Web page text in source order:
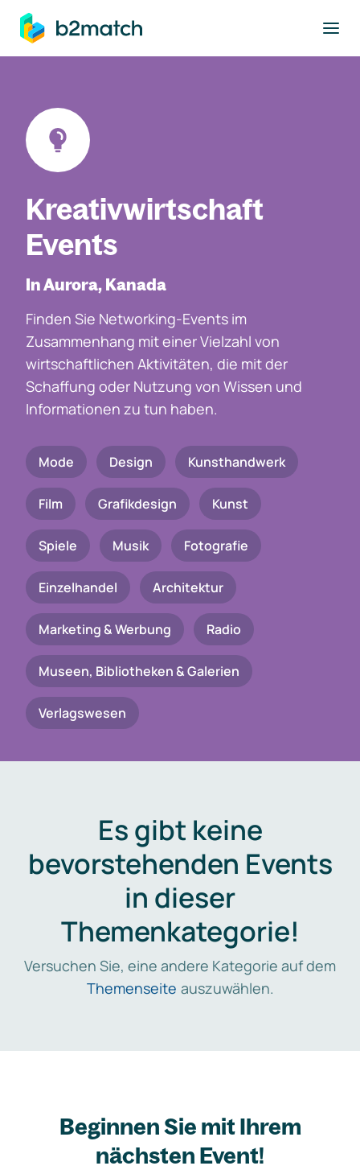
springen
Kreativwirtschaft
Events
In Aurora, Kanada
Finden Sie Networking-Events im
Zusammenhang mit einer Vielzahl von
wirtschaftlichen Aktivitäten, die mit der
Schaffung oder Nutzung von Wissen und
Informationen zu tun haben.
Mode Design Kunsthandwerk
Film Grafikdesign Kunst
Spiele Musik Fotografie
Einzelhandel Architektur
Marketing & Werbung Radio
Museen, Bibliotheken & Galerien
Verlagswesen
Es gibt keine
bevorstehenden Events
in dieser
Themenkategorie!
Versuchen Sie, eine andere Kategorie auf dem
Themenseite auszuwählen.
Beginnen Sie mit Ihrem
nächsten Event!